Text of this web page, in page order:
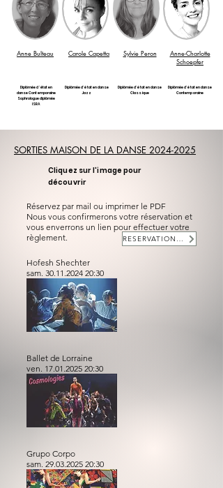
Anne Bulteau Carole Capetta Sylvie Peron
Anne-Charlotte
Schoepfer
Diplômée d' état en
danse Contemporaine
Sophrologue diplômée
ISRA
Diplômée d' état en danse
Jazz
Diplômée d' état en danse
Classique
Diplômée d' état en danse
Contemporaine
SORTIES MAISON DE LA DANSE 2024-2025
Cliquez sur l'image pour
découvrir
Réservez par mail ou imprimer le PDF
Nous vous confirmerons votre réservation et
vous enverrons un lien pour effectuer votre
règlement.
RESERVATION EN LIGNE
Hofesh Shechter
sam. 30.11.2024 20:30
Ballet de Lorraine
ven. 17.01.2025 20:30
Grupo Corpo
sam. 29.03.2025 20:30